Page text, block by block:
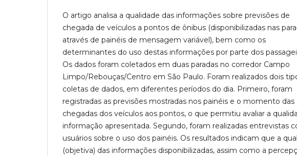
O artigo analisa a qualidade das informações sobre previsões de
chegada de veículos a pontos de ônibus (disponibilizadas nas
através de painéis de mensagem variável), bem como os
determinantes do uso destas informações por parte dos
Os dados foram coletados em duas paradas no corredor Campo
Limpo/Rebouças/Centro em São Paulo. Foram realizados dois
coletas de dados, em diferentes períodos do dia. Primeiro, foram
registradas as previsões mostradas nos painéis e o momento das
chegadas dos veículos aos pontos, o que permitiu avaliar a
informação apresentada. Segundo, foram realizadas entrevistas
usuários sobre o uso dos painéis. Os resultados indicam que a
(objetiva) das informações disponibilizadas, assim como a